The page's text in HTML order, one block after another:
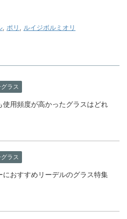
, ポリ , ルイジボルミオリ
ラス
使用頻度が高かったグラスはどれ
ラス
におすすめリーデルのグラス特集